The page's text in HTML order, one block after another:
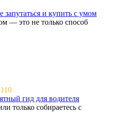
и купить с умом
— это не только способ
гид для водителя
только собираетесь с